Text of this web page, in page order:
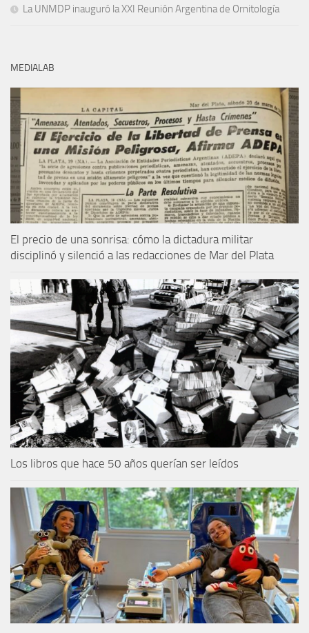
La UNMDP inauguró la XXI Reunión Argentina de Ornitología
MEDIALAB
El precio de una sonrisa: cómo la dictadura militar
disciplinó y silenció a las redacciones de Mar del Plata
Los libros que hace 50 años querían ser leídos